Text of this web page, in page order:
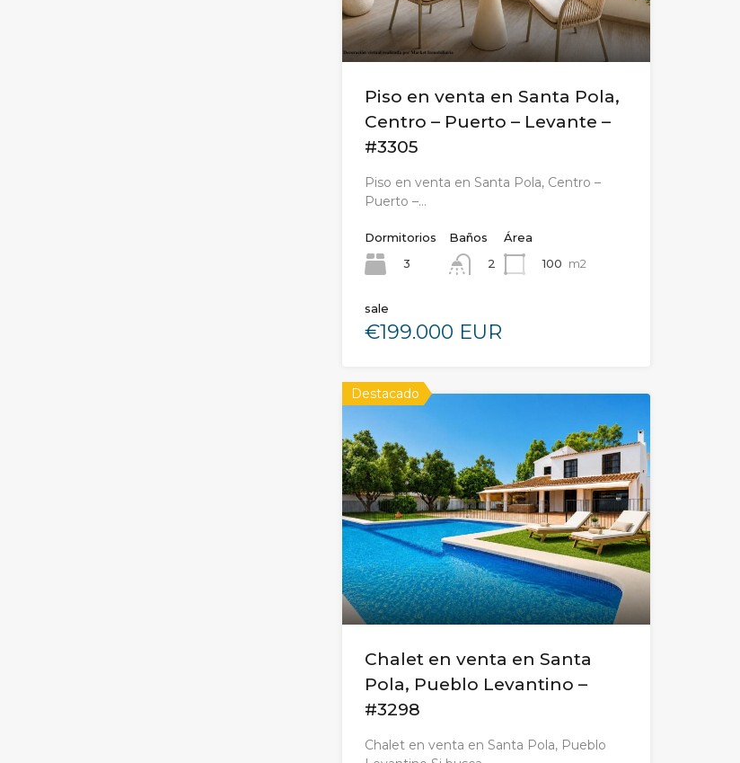
Piso en venta en Santa Pola,
Centro – Puerto – Levante –
#3305
Piso en venta en Santa Pola, Centro –
Puerto –…
Dormitorios
3
Baños
2
Área
100 m2
sale
€199.000 EUR
Destacado
Chalet en venta en Santa
Pola, Pueblo Levantino –
#3298
Chalet en venta en Santa Pola, Pueblo